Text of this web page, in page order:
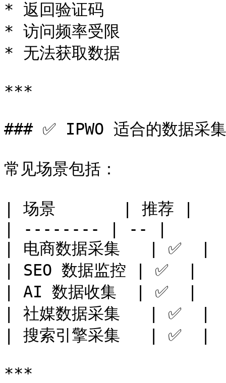
* 返回验证码
* 访问频率受限
* 无法获取数据
***
### ✅ IPWO 适合的数据采
常见场景包括：
| 场景       | 推荐 |
| -------- | -- |
| 电商数据采集   | ✅  |
| SEO 数据监控 | ✅  |
| AI 数据收集  | ✅  |
| 社媒数据采集   | ✅  |
| 搜索引擎采集   | ✅  |
***